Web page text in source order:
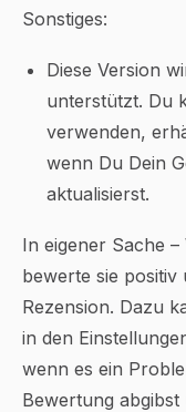
Sonstiges:
Diese Version
unterstützt. Du
verwenden,
wenn Du Dein
aktualisierst.
In eigener Sache
bewerte sie positiv
Rezension. Dazu
in den
wenn es ein
Bewertung